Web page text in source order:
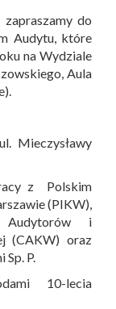
do
Audytu, które
na Wydziale
Aula
Mieczysławy
z Polskim
(PIKW),
Audytorów i
(CAKW) oraz
P.
10-lecia